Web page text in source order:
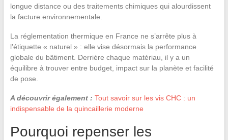
longue distance ou des traitements chimiques qui alourdissent
la facture environnementale.
La réglementation thermique en France ne s’arrête plus à
l’étiquette « naturel » : elle vise désormais la performance
globale du bâtiment. Derrière chaque matériau, il y a un
équilibre à trouver entre budget, impact sur la planète et facilité
de pose.
A découvrir également : Tout savoir sur les vis CHC : un
indispensable de la quincaillerie moderne
Pourquoi repenser les